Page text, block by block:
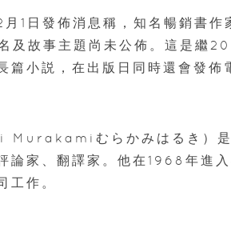
月1日發佈消息稱，知名暢銷書
及故事主題尚未公佈。這是繼
篇小説，在出版日同時還會發佈
むらかみはるき）是
論家、翻譯家。他在1968年進
工作。